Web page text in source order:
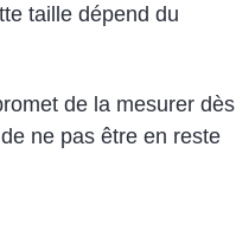
taille dépend du
de la mesurer dès
ne pas être en reste